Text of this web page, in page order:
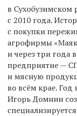
в Сухобузимском
с 2010 года.
с покупки
агрофирмы
и через три года
предприятие —
и мясную
во всём крае. Год
Игорь Домнин